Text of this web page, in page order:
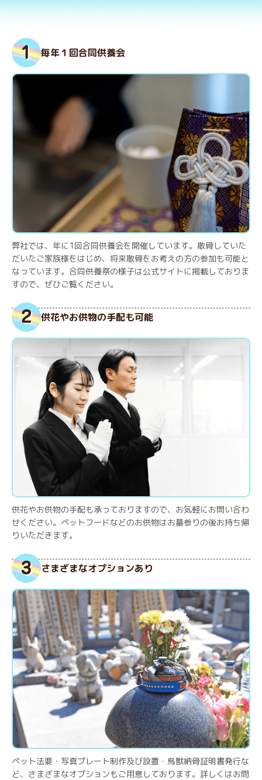
毎年１回合同供養会
弊社では、年に1回合同供養会を開催しています。散骨していた
だいたご家族様をはじめ、将来散骨をお考えの方の参加も可能と
なっています。合同供養祭の様子は公式サイトに掲載しておりま
すので、ぜひご覧ください。
供花やお供物の手配も可能
供花やお供物の手配も承っておりますので、お気軽にお問い合わ
せください。ペットフードなどのお供物はお墓参りの後お持ち帰
りいただきます。
さまざまなオプションあり
ペット法要・写真プレート制作及び設置・鳥獣納骨証明書発行な
ど、さまざまなオプションもご用意しております。詳しくはお問